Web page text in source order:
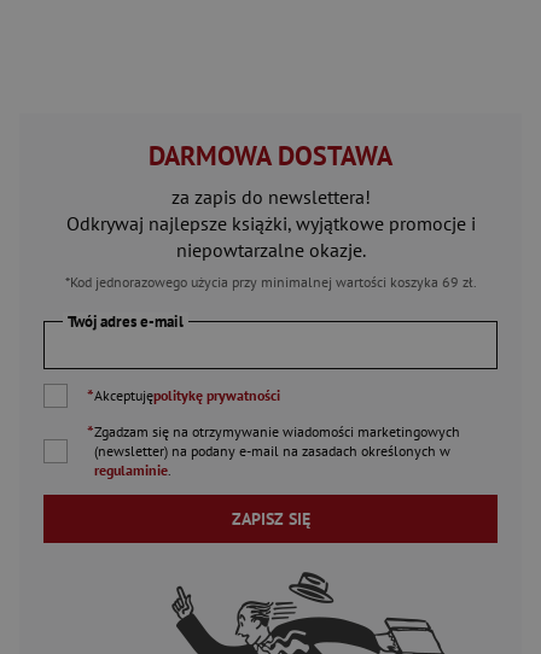
DARMOWA DOSTAWA
za zapis do newslettera!
Odkrywaj najlepsze książki, wyjątkowe promocje i
niepowtarzalne okazje.
*Kod jednorazowego użycia przy minimalnej wartości koszyka 69 zł.
Twój adres e-mail
*Akceptujępolitykę prywatności
*Zgadzam się na otrzymywanie wiadomości marketingowych
(newsletter) na podany e-mail na zasadach określonych w
regulaminie.
ZAPISZ SIĘ